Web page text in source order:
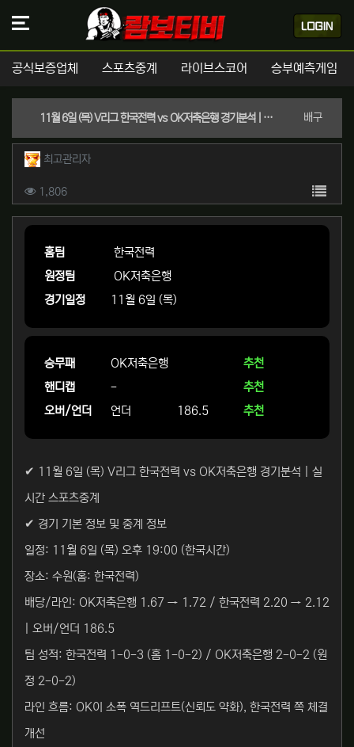
공식보증업체 스포츠중계 라이브스코어 승부예측게임
11월 6일 (목) V리그 한국전력 vs OK저축은행 경기분석 | 실시간 스포츠중계 배구분류
작성자 정보
최고관리자작성
컨텐츠 정보
1,806조회 목록
본문
홈팀
한국전력
원정팀
OK저축은행
경기일정
11월 6일 (목)
승무패 OK저축은행
추천
핸디캡
-
추천
오버/언더
언더 186.5 추천
✔ 11월 6일 (목) V리그 한국전력 vs OK저축은행 경기분석 | 실
시간 스포츠중계
✔ 경기 기본 정보 및 중계 정보
일정: 11월 6일 (목) 오후 19:00 (한국시간)
장소: 수원(홈: 한국전력)
배당/라인: OK저축은행 1.67 → 1.72 / 한국전력 2.20 → 2.12
| 오버/언더 186.5
팀 성적: 한국전력 1-0-3 (홈 1-0-2) / OK저축은행 2-0-2 (원
정 2-0-2)
라인 흐름: OK이 소폭 역드리프트(신뢰도 약화), 한국전력 쪽 체결
개선